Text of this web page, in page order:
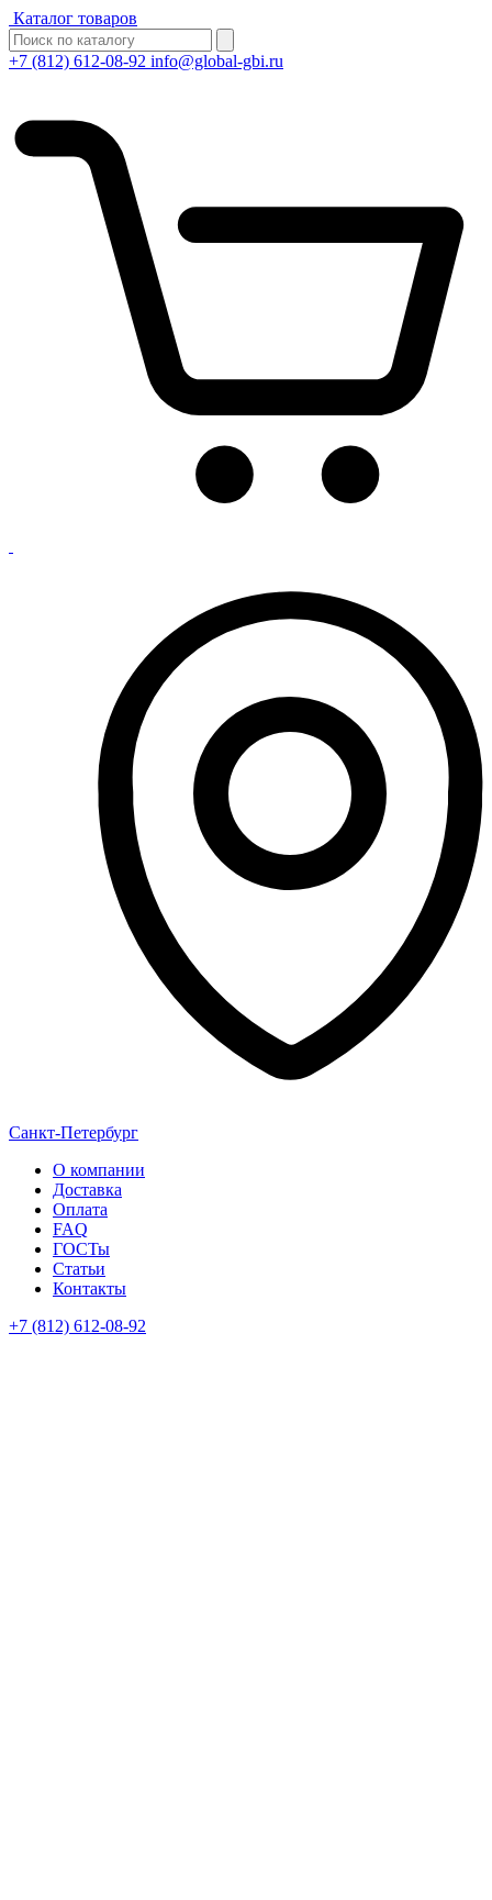
Каталог товаров
+7 (812) 612-08-92 info@global-gbi.ru
Санкт-Петербург
О компании
Доставка
Оплата
FAQ
ГОСТы
Статьи
Контакты
+7 (812) 612-08-92